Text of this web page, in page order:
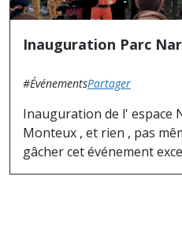
Inauguration Parc
#ÉvénementsPartager
Inauguration de l' espace
Monteux , et rien , pas
gâcher cet événement